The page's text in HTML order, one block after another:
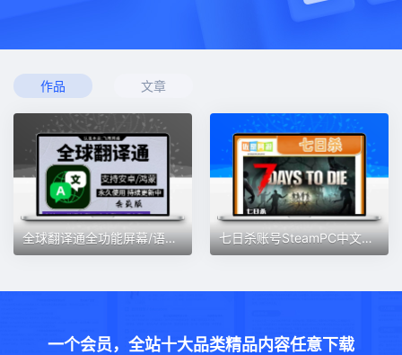
作品 文章
全球翻译通全功能屏幕/语音/拍照/图片翻译等外语翻译安卓手机 七日杀账号SteamPC中文正版游戏账户7 Days to Die全球成品号白号
一个会员，全站十大品类精品内容任意下载